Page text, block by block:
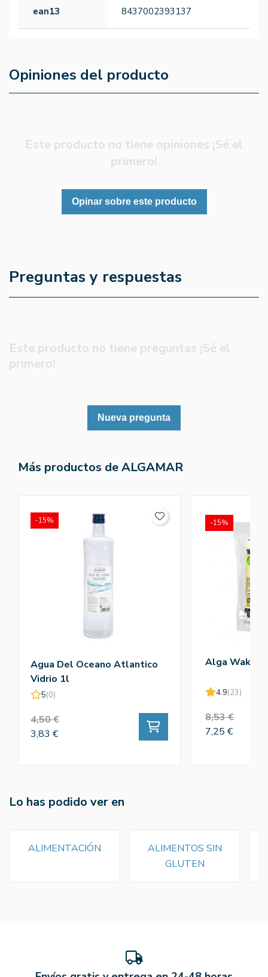
ean13 8437002393137
Opiniones del producto
Este producto no tiene opiniones ¡Sé el
primero!
Opinar sobre este producto
Preguntas y respuestas
Este producto no tiene preguntas ¡Sé el
primero!
Nueva pregunta
Más productos de ALGAMAR
Agua Del Oceano Atlantico
Vidrio 1l
5(0)
4,50 €
3,83 €
-15%
Alga
4.9(23)
8,53 €
7,25 €
-15%
Lo has podido ver en
ALIMENTACIÓN
ALIMENTOS SIN
GLUTEN